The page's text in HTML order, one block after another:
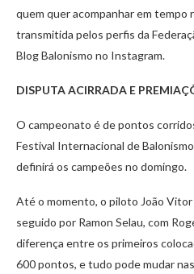
quem quer acompanhar em tempo
transmitida pelos perfis da
Blog Balonismo no Instagram.
DISPUTA ACIRRADA E
O campeonato é de pontos
Festival Internacional de
definirá os campeões no domingo.
Até o momento, o piloto João Vitor
seguido por Ramon Selau, com
diferença entre os primeiros
600 pontos, e tudo pode mudar